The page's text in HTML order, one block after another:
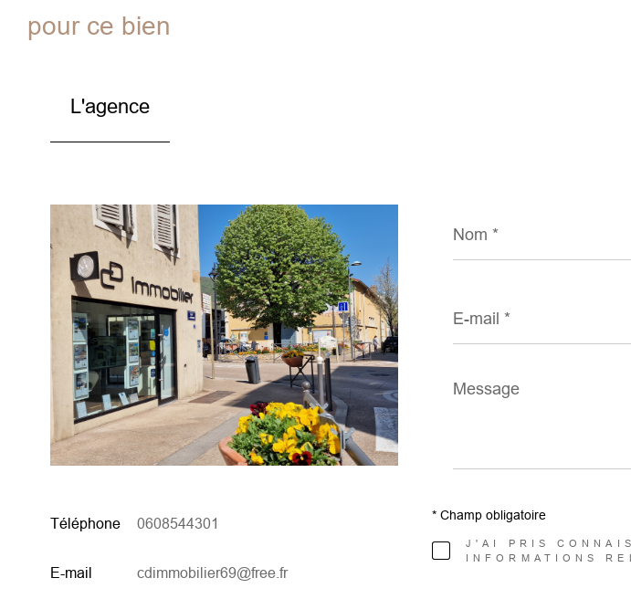
pour ce bien
L'agence
Téléphone 0608544301
E-mail cdimmobilier69@free.fr
*
mail
*
Message
*
J'AI PRIS
INFORMATIONS
* Champ obligatoire